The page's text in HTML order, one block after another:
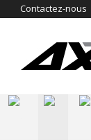
Contactez-nous